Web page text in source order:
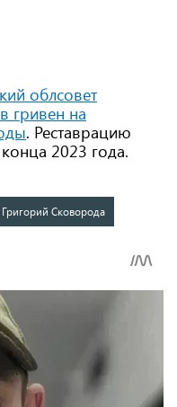
облсовет
гривен на
. Реставрацию
2023 года.
Григорий Сковорода